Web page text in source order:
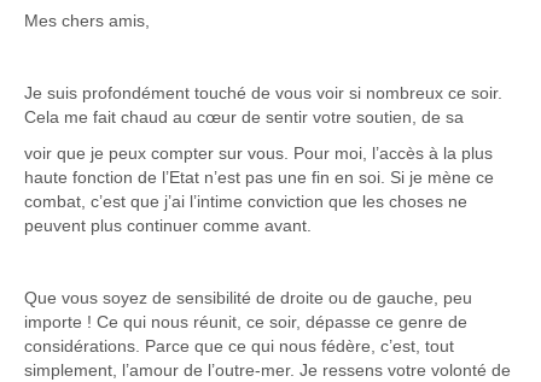
Mes chers amis,
Je suis profondément touché de vous voir si nombreux ce soir.
Cela me fait chaud au cœur de sentir votre soutien, de sa
voir que je peux compter sur vous. Pour moi, l’accès à la plus
haute fonction de l’Etat n’est pas une fin en soi. Si je mène ce
combat, c’est que j’ai l’intime conviction que les choses ne
peuvent plus continuer comme avant.
Que vous soyez de sensibilité de droite ou de gauche, peu
importe ! Ce qui nous réunit, ce soir, dépasse ce genre de
considérations. Parce que ce qui nous fédère, c’est, tout
simplement, l’amour de l’outre-mer. Je ressens votre volonté de